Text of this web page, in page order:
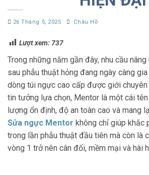
26 Tháng 5, 2025 Châu Hồ
Lượt xem: 737
Trong những năm gần đây, nhu cầu
sau phẫu thuật hỏng đang ngày càng
dòng túi ngực cao cấp được giới chuyên
tin tưởng lựa chọn, Mentor là một cái
lượng ổn định, độ an toàn cao và mang
Sửa ngực Mentor không chỉ giúp khắc
trong lần phẫu thuật đầu tiên mà còn là
vòng 1 trở nên cân đối, mềm mại và hài